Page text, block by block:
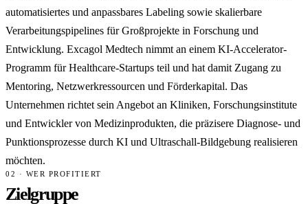
automatisiertes und anpassbares Labeling sowie skalierbare
Verarbeitungspipelines für Großprojekte in Forschung und
Entwicklung. Excagol Medtech nimmt an einem KI-Accelerator-
Programm für Healthcare-Startups teil und hat damit Zugang zu
Mentoring, Netzwerkressourcen und Förderkapital. Das
Unternehmen richtet sein Angebot an Kliniken, Forschungsinstitute
und Entwickler von Medizinprodukten, die präzisere Diagnose- und
Punktionsprozesse durch KI und Ultraschall-Bildgebung realisieren
möchten.
02 · WER PROFITIERT
Zielgruppe